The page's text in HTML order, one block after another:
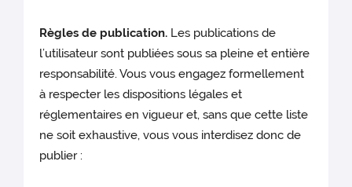
Règles de publication. Les publications de
l’utilisateur sont publiées sous sa pleine et entière
responsabilité. Vous vous engagez formellement
à respecter les dispositions légales et
réglementaires en vigueur et, sans que cette liste
ne soit exhaustive, vous vous interdisez donc de
publier :